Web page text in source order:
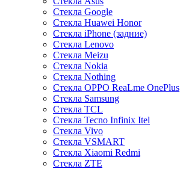
Стекла Google
Стекла Huawei Honor
Стекла iPhone (задние)
Стекла Lenovo
Стекла Meizu
Стекла Nokia
Стекла Nothing
Стекла OPPO ReaLme OnePlus
Стекла Samsung
Стекла TCL
Стекла Tecno Infinix Itel
Стекла Vivo
Стекла VSMART
Стекла Xiaomi Redmi
Стекла ZTE